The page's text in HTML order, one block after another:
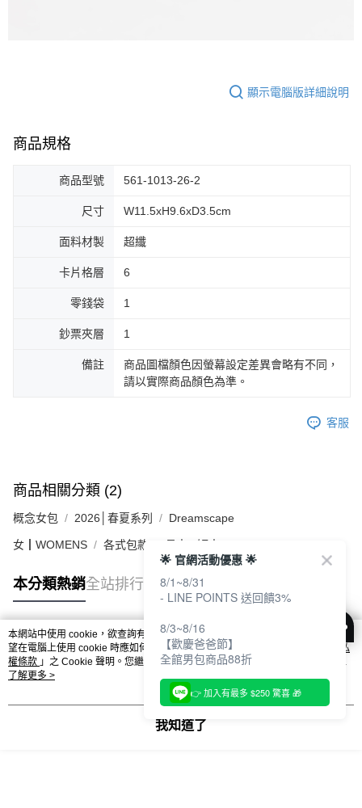
顯示電腦版詳細說明
商品規格
商品型號 561-1013-26-2
尺寸 W11.5xH9.6xD3.5cm
面料材製 超纖
卡片格層 6
零錢袋 1
鈔票夾層 1
備註
商品圖檔顏色因螢幕設定差異會略有不同，
請以實際商品顏色為準。
客服
商品相關分類 (2)
概念女包 2026│春夏系列 Dreamscape
女┃WOMENS 各式包款 長夾 / 短夾
本分類熱銷全站排行
熱門標籤
本網站中使用 cookie，欲查詢有關本網站使用 cookie 方式之詳情，及若您不希
望在電腦上使用 cookie 時應如何變更電腦的 cookie 設定，請參閱本網站「
隱私
權條款 」之 Cookie 聲明。您繼續使用本網站即表示您同意本公司得按本網站使
用條款之 Cookie 聲明使用 cookie。
了解更多 >
我知道了
🌟 官網活動優惠 🌟
8/1~8/31
- LINE POINTS 送回饋3%
8/3~8/16
【歡慶爸爸節】
全館男包商品88折
👉 加入有最多 $250 驚喜 🎁